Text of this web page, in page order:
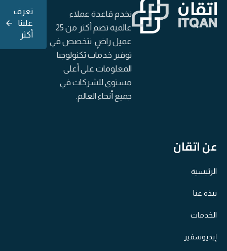
نخدم قاعدة عملاء
عالمية تضم أكثر من 25
عميل راضٍ. نتخصص في
توفير خدمات تكنولوجيا
المعلومات على أعلى
مستوى للشركات في
جميع أنحاء العالم.
تعرف
علينا
أكثر
عن اتقان
الرئيسية
نبذة عنا
الخدمات
إيديوسفير